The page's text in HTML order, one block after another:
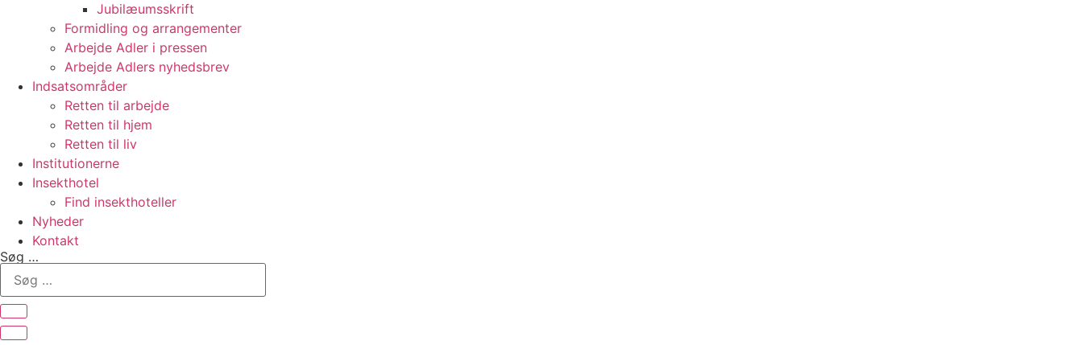
Jubilæumsskrift
Formidling og arrangementer
Arbejde Adler i pressen
Arbejde Adlers nyhedsbrev
Indsatsområder
Retten til arbejde
Retten til hjem
Retten til liv
Institutionerne
Insekthotel
Find insekthoteller
Nyheder
Kontakt
Søg …